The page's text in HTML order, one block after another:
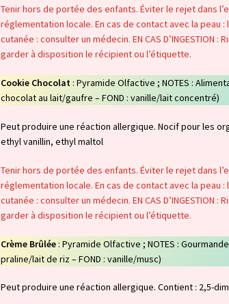
Tenir hors de portée des enfants. Éviter le rejet dans
réglementation locale. En cas de contact avec la peau :
cutanée : consulter un médecin. EN CAS D’INGESTION
garder à disposition le récipient ou l’étiquette.
Cookie Chocolat : Pyramide Olfactive ; NOTES :
chocolat au lait/gaufre – FOND : vanille/lait concentré)
Peut produire une réaction allergique. Nocif pour les
ethyl vanillin, ethyl maltol
Tenir hors de portée des enfants. Éviter le rejet dans
réglementation locale. En cas de contact avec la peau :
cutanée : consulter un médecin. EN CAS D’INGESTION
garder à disposition le récipient ou l’étiquette.
Crème Brûlée: Pyramide Olfactive ; NOTES :
praline/lait de riz – FOND : vanille/musc)
Peut produire une réaction allergique. Contient : 2,5-